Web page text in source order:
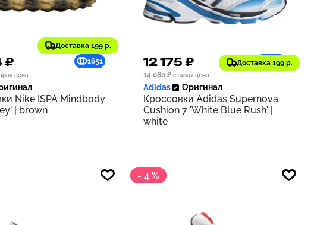
Доставка 199 р.
₽
1651
цена
Nike ISPA Mindbody
| brown
Доставка 199 р.
12 175 ₽
1218
14 080 ₽ старая цена
Adidas Оригинал
Кроссовки Adidas Supernova
Cushion 7 'White Blue Rush' |
white
- 4 %